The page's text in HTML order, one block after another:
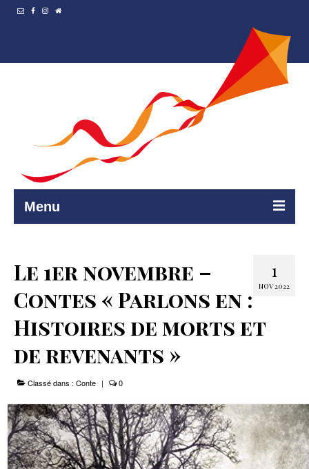
Menu
Resto et…
Programmation
Le Projet
Infos Pratiques
1
NOV 2022
Le 1er novembre –
Contes « Parlons en :
Histoires de morts et
de revenants »
Classé dans : Conte | 0